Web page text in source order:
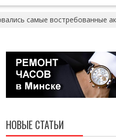
самые востребованные
НОВЫЕ СТАТЬИ